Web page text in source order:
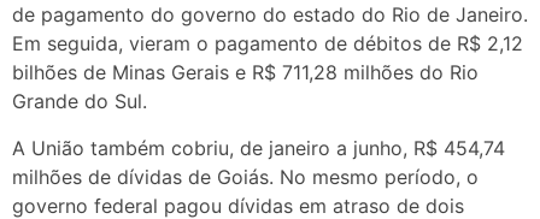
de pagamento do governo do estado do Rio de Janeiro.
Em seguida, vieram o pagamento de débitos de R$ 2,12
bilhões de Minas Gerais e R$ 711,28 milhões do Rio
Grande do Sul.
A União também cobriu, de janeiro a junho, R$ 454,74
milhões de dívidas de Goiás. No mesmo período, o
governo federal pagou dívidas em atraso de dois